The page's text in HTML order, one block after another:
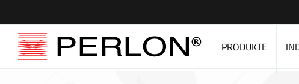
PRODUKTE